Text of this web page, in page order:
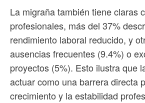
La migraña también tiene claras
profesionales, más del 37%
rendimiento laboral reducido, y
ausencias frecuentes (9.4%) o
proyectos (5%). Esto ilustra que
actuar como una barrera directa
crecimiento y la estabilidad